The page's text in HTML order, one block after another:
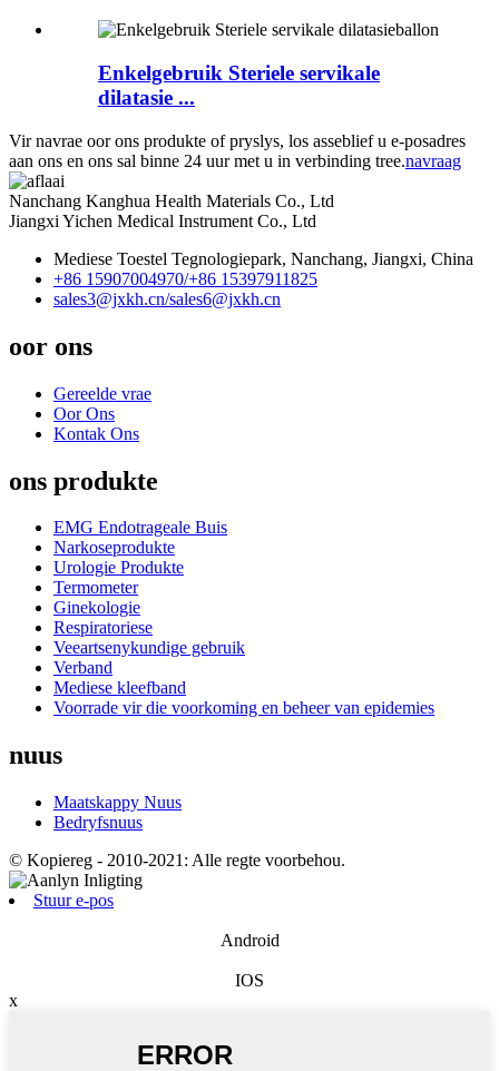
Enkelgebruik Steriele servikale
dilatasie ...
Vir navrae oor ons produkte of pryslys, los asseblief u e-posadres
aan ons en ons sal binne 24 uur met u in verbinding tree.navraag
Nanchang Kanghua Health Materials Co., Ltd
Jiangxi Yichen Medical Instrument Co., Ltd
Mediese Toestel Tegnologiepark, Nanchang, Jiangxi, China
+86 15907004970/+86 15397911825
sales3@jxkh.cn/sales6@jxkh.cn
oor ons
Gereelde vrae
Oor Ons
Kontak Ons
ons produkte
EMG Endotrageale Buis
Narkoseprodukte
Urologie Produkte
Termometer
Ginekologie
Respiratoriese
Veeartsenykundige gebruik
Verband
Mediese kleefband
Voorrade vir die voorkoming en beheer van epidemies
nuus
Maatskappy Nuus
Bedryfsnuus
© Kopiereg - 2010-2021: Alle regte voorbehou.
Stuur e-pos
Android
IOS
x